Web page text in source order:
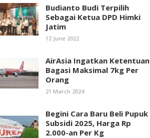
Budianto Budi Terpilih
Sebagai Ketua DPD Himki
Jatim
12 June 2022
AirAsia Ingatkan Ketentuan
Bagasi Maksimal 7kg Per
Orang
21 March 2024
Begini Cara Baru Beli Pupuk
Subsidi 2025, Harga Rp
2.000-an Per Kg